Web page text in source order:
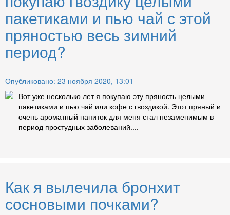
пакетиками и пью чай с этой
пряностью весь зимний
период?
Опубликовано: 23 ноября 2020, 13:01
Вот уже несколько лет я покупаю эту пряность целыми
пакетиками и пью чай или кофе с гвоздикой. Этот пряный и
очень ароматный напиток для меня стал незаменимым в
период простудных заболеваний....
Как я вылечила бронхит
сосновыми почками?